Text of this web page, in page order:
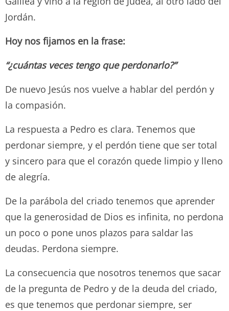
Jordán.
Hoy nos fijamos en la frase:
“¿cuántas veces tengo que perdonarlo?”
De nuevo Jesús nos vuelve a hablar del perdón y
la compasión.
La respuesta a Pedro es clara. Tenemos que
perdonar siempre, y el perdón tiene que ser total
y sincero para que el corazón quede limpio y lleno
de alegría.
De la parábola del criado tenemos que aprender
que la generosidad de Dios es infinita, no perdona
un poco o pone unos plazos para saldar las
deudas. Perdona siempre.
La consecuencia que nosotros tenemos que sacar
de la pregunta de Pedro y de la deuda del criado,
es que tenemos que perdonar siempre, ser